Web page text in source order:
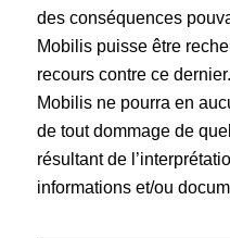
des conséquences
Mobilis puisse être
recours contre ce dernier.
Mobilis ne pourra en
de tout dommage de
résultant de
informations et/ou